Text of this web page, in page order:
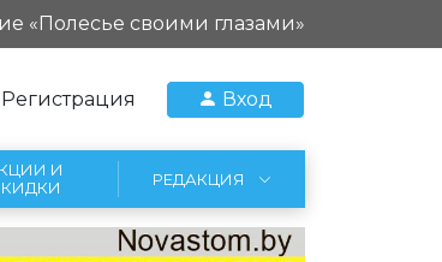
«Полесье своими глазами»
Регистрация Вход
И
РЕДАКЦИЯ